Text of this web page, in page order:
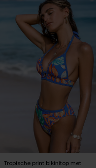
Tropische print bikinitop met